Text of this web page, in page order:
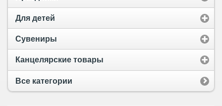
Для детей
Сувениры
Канцелярские товары
Все категории